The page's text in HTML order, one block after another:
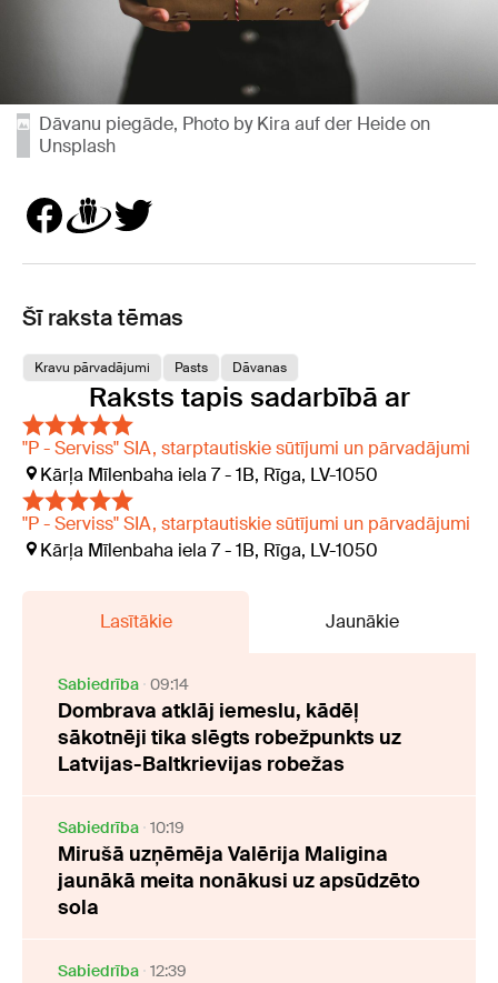
Dāvanu piegāde, Photo by Kira auf der Heide on
Unsplash
Šī raksta tēmas
Kravu pārvadājumi Pasts Dāvanas
Raksts tapis sadarbībā ar
"P - Serviss" SIA, starptautiskie sūtījumi un pārvadājumi
Kārļa Mīlenbaha iela 7 - 1B, Rīga, LV-1050
"P - Serviss" SIA, starptautiskie sūtījumi un pārvadājumi
Kārļa Mīlenbaha iela 7 - 1B, Rīga, LV-1050
Lasītākie Jaunākie
Sabiedrība 09:14
Dombrava atklāj iemeslu, kādēļ
sākotnēji tika slēgts robežpunkts uz
Latvijas-Baltkrievijas robežas
Sabiedrība 10:19
Mirušā uzņēmēja Valērija Maligina
jaunākā meita nonākusi uz apsūdzēto
sola
Sabiedrība 12:39